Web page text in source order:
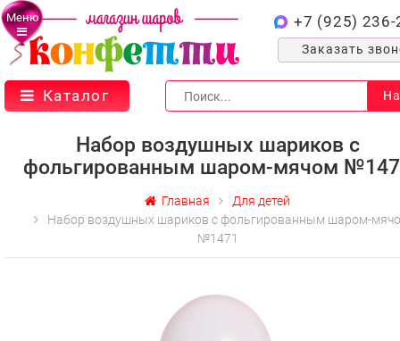
Меню +7 (925) 236-
Заказать
Каталог
Набор воздушных шариков с
фольгированным шаром-мячом
Главная
Для детей
Набор воздушных шариков с фольгированным шаром-
№1471